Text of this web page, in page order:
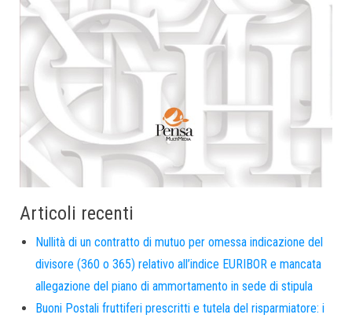
Articoli recenti
Nullità di un contratto di mutuo per omessa indicazione del
divisore (360 o 365) relativo all’indice EURIBOR e mancata
allegazione del piano di ammortamento in sede di stipula
Buoni Postali fruttiferi prescritti e tutela del risparmiatore: i